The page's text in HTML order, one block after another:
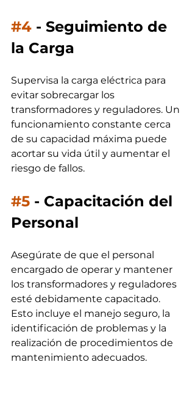
#4 - Seguimiento de
la Carga
Supervisa la carga eléctrica para
evitar sobrecargar los
transformadores y reguladores. Un
funcionamiento constante cerca
de su capacidad máxima puede
acortar su vida útil y aumentar el
riesgo de fallos.
#5 - Capacitación del
Personal
Asegúrate de que el personal
encargado de operar y mantener
los transformadores y reguladores
esté debidamente capacitado.
Esto incluye el manejo seguro, la
identificación de problemas y la
realización de procedimientos de
mantenimiento adecuados.